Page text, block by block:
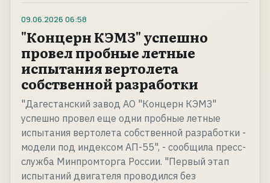
09.06.2026 06:58
"Концерн КЭМЗ" успешно
провел пробные летные
испытания вертолета
собственной разработки
"Дагестанский завод АО "Концерн КЭМЗ"
успешно провел еще одни пробные летные
испытания вертолета собственной разработки -
модели под индексом АП-55", - сообщила пресс-
служба Минпромторга России. "Первый этап
испытаний двигателя проводился без